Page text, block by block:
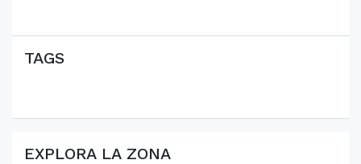
TAGS
EXPLORA LA ZONA